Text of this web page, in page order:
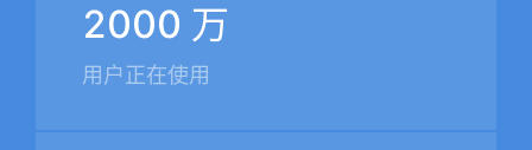
2000 万
用户正在使用